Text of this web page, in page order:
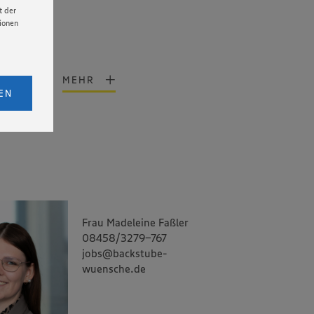
der
1
MEHR
Frau Madeleine Faßler
08458/3279-767
jobs@backstube-
wuensche.de